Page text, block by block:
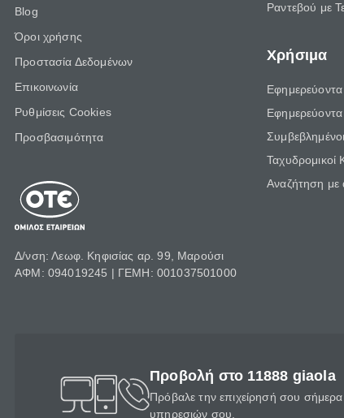
Blog
Όροι χρήσης
Προστασία Δεδομένων
Επικοινωνία
Ρυθμίσεις Cookies
Προσβασιμότητα
Δ/νση: Λεωφ. Κηφισίας αρ. 99, Μαρούσι
ΑΦΜ: 094019245 | ΓΕΜΗ: 001037501000
Ραντεβού με
Χρήσιμα
Ταχυδρομικοί
Αναζήτηση με
Προβολή στο 11888 giaola
Πρόβαλε την επιχείρησή σου
υπηρεσιών σου.